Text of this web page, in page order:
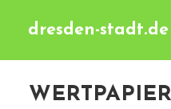
dresden-stadt.de